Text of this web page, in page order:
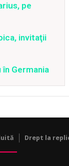
pe
invitaţii
Germania
Drept la